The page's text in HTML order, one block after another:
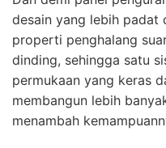
desain yang lebih padat
properti penghalang
dinding, sehingga satu
permukaan yang keras
membangun lebih
menambah